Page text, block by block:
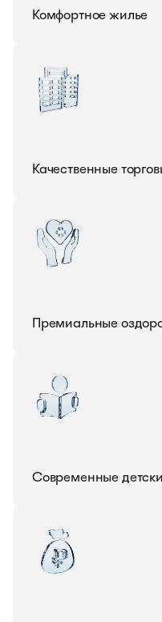
Комфортное жилье
Качественные
Премиальные
Современные